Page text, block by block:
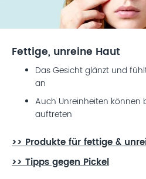
Fettige, unreine Haut
Das Gesicht glänzt und
an
Auch Unreinheiten
auftreten
>>Produkte für fettige &
>> Tipps gegen Pickel